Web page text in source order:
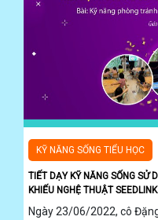
KỸ NĂNG SỐNG TIỂU HỌC
TIẾT DẠY KỸ NĂNG SỐNG SỬ
KHIẾU NGHỆ THUẬT
Ngày 23/06/2022, cô